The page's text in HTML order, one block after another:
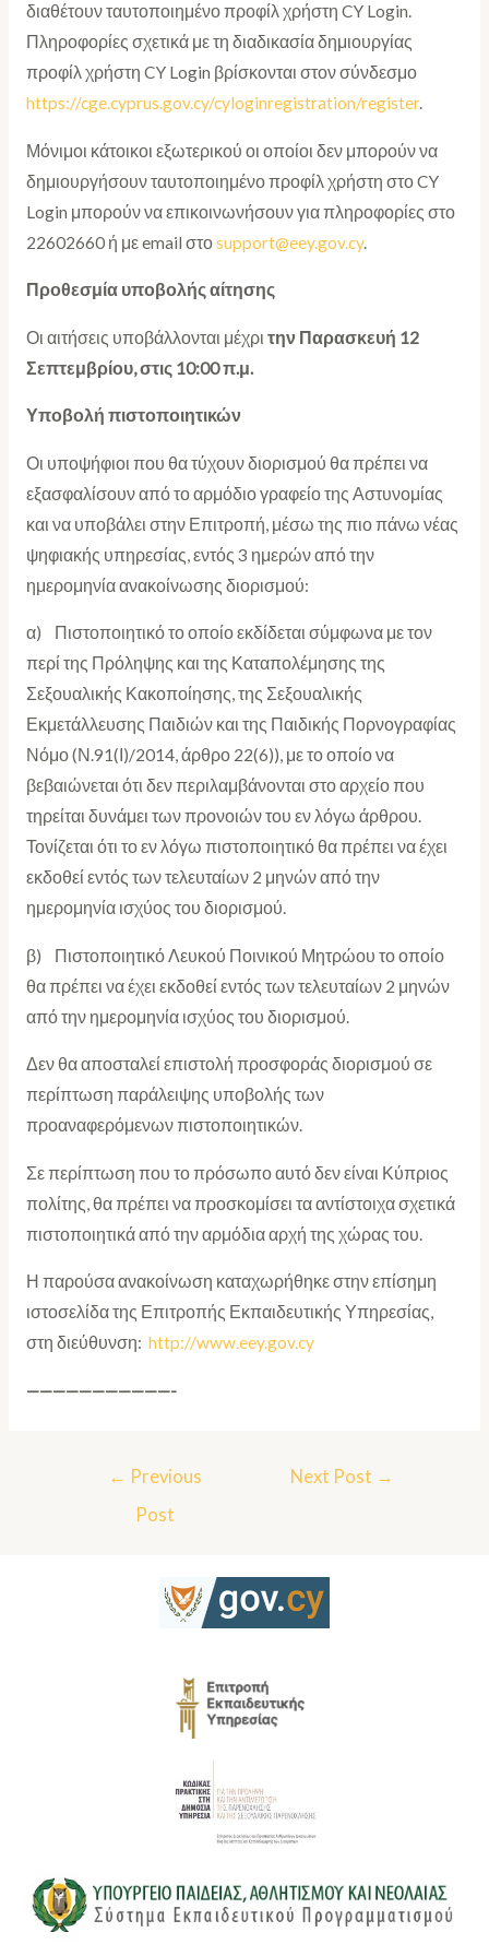
διαθέτουν ταυτοποιημένο προφίλ χρήστη CY Login.
Πληροφορίες σχετικά με τη διαδικασία δημιουργίας
προφίλ χρήστη CY Login βρίσκονται στον σύνδεσμο
https://cge.cyprus.gov.cy/cyloginregistration/register.
Μόνιμοι κάτοικοι εξωτερικού οι οποίοι δεν μπορούν να
δημιουργήσουν ταυτοποιημένο προφίλ χρήστη στο CY
Login μπορούν να επικοινωνήσουν για πληροφορίες στο
22602660 ή με email στοsupport@eey.gov.cy.
Προθεσμία υποβολής αίτησης
Οι αιτήσεις υποβάλλονται μέχρι την Παρασκευή 12
Σεπτεμβρίου, στις 10:00 π.μ.
Υποβολή πιστοποιητικών
Οι υποψήφιοι που θα τύχουν διορισμού θα πρέπει να
εξασφαλίσουν από το αρμόδιο γραφείο της Αστυνομίας
και να υποβάλει στην Επιτροπή, μέσω της πιο πάνω νέας
ψηφιακής υπηρεσίας, εντός 3 ημερών από την
ημερομηνία ανακοίνωσης διορισμού:
α) Πιστοποιητικό το οποίο εκδίδεται σύμφωνα με τον
περί της Πρόληψης και της Καταπολέμησης της
Σεξουαλικής Κακοποίησης, της Σεξουαλικής
Εκμετάλλευσης Παιδιών και της Παιδικής Πορνογραφίας
Νόμο (Ν.91(Ι)/2014, άρθρο 22(6)), με το οποίο να
βεβαιώνεται ότι δεν περιλαμβάνονται στο αρχείο που
τηρείται δυνάμει των προνοιών του εν λόγω άρθρου.
Τονίζεται ότι το εν λόγω πιστοποιητικό θα πρέπει να έχει
εκδοθεί εντός των τελευταίων 2 μηνών από την
ημερομηνία ισχύος του διορισμού.
β) Πιστοποιητικό Λευκού Ποινικού Μητρώου το οποίο
θα πρέπει να έχει εκδοθεί εντός των τελευταίων 2 μηνών
από την ημερομηνία ισχύος του διορισμού.
Δεν θα αποσταλεί επιστολή προσφοράς διορισμού σε
περίπτωση παράλειψης υποβολής των
προαναφερόμενων πιστοποιητικών.
Σε περίπτωση που το πρόσωπο αυτό δεν είναι Κύπριος
πολίτης, θα πρέπει να προσκομίσει τα αντίστοιχα σχετικά
πιστοποιητικά από την αρμόδια αρχή της χώρας του.
Η παρούσα ανακοίνωση καταχωρήθηκε στην επίσημη
ιστοσελίδα της Επιτροπής Εκπαιδευτικής Υπηρεσίας,
στη διεύθυνση: http://www.eey.gov.cy
———————————-
← Previous
Post
Next Post →